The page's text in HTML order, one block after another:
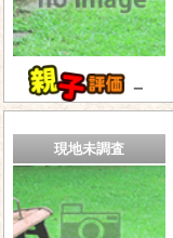
－
現地未調査